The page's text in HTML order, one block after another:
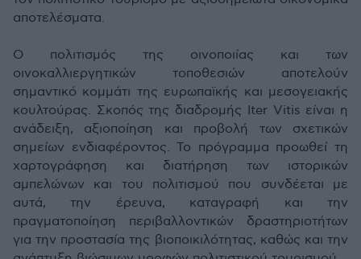
αποτελέσματα.
Ο πολιτισμός της οινοποιίας και των
οινοκαλλιεργητικών τοποθεσιών αποτελούν
σημαντικό κομμάτι της ευρωπαϊκής και μεσογειακής
κουλτούρας. Σκοπός της διαδρομής Iter Vitis είναι η
ανάδειξη, αξιοποίηση και προβολή των σχετικών
σημείων ενδιαφέροντος. Το πρόγραμμα προωθεί τη
χαρτογράφηση και διατήρηση των ιστορικών
αμπελώνων και του πολιτισμού που συνδέεται με
αυτά, την έρευνα, καταγραφή και την
πραγματοποίηση περιβαλλοντικών δραστηριοτήτων
για την προστασία της βιοποικιλότητας, καθώς και την